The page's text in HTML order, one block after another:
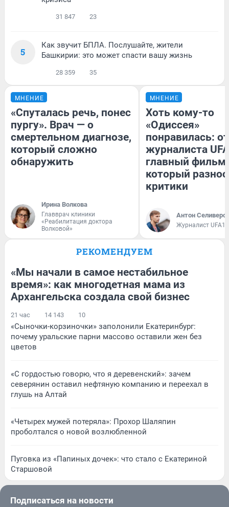
31 847 23
5
Как звучит БПЛА. Послушайте, жители
Башкирии: это может спасти вашу жизнь
28 359 35
МНЕНИЕ
«Спуталась речь, понес
пургу». Врач — о
смертельном диагнозе,
который сложно
обнаружить
Ирина Волкова
Главврач клиники
«Реабилитация доктора
Волковой»
МНЕНИЕ
Хоть кому-то
«Одиссея»
понравилась:
журналиста
главный фильм
который
критики
Антон
Журналист
РЕКОМЕНДУЕМ
«Мы начали в самое нестабильное
время»: как многодетная мама из
Архангельска создала свой бизнес
21 час 14 143 10
«Сыночки-корзиночки» заполонили Екатеринбург:
почему уральские парни массово оставили жен без
цветов
«С гордостью говорю, что я деревенский»: зачем
северянин оставил нефтяную компанию и переехал в
глушь на Алтай
«Четырех мужей потеряла»: Прохор Шаляпин
проболтался о новой возлюбленной
Пуговка из «Папиных дочек»: что стало с Екатериной
Старшовой
Подписаться на новости